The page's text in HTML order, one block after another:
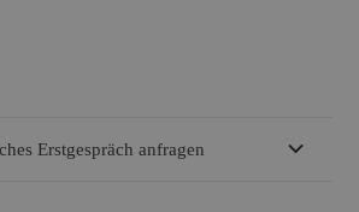
Erstgespräch anfragen